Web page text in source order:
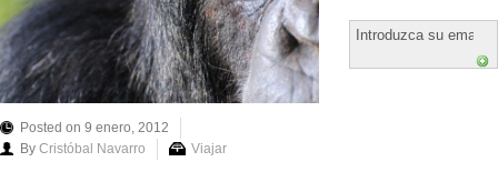
Posted on 9 enero, 2012
By Cristóbal Navarro Viajar